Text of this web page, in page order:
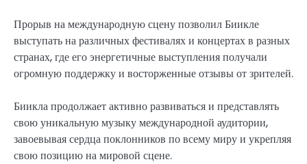
Прорыв на международную сцену позволил Биикле
выступать на различных фестивалях и концертах в разных
странах, где его энергетичные выступления получали
огромную поддержку и восторженные отзывы от зрителей.
Биикла продолжает активно развиваться и представлять
свою уникальную музыку международной аудитории,
завоевывая сердца поклонников по всему миру и укрепляя
свою позицию на мировой сцене.